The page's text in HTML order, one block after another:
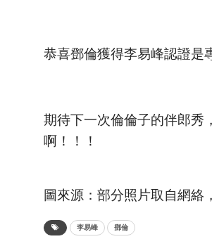
恭喜鄧倫獲得李易峰認證是
期待下一次倫倫子的伴郎秀
啊！！！
圖來源：部分照片取自網絡
李易峰 鄧倫